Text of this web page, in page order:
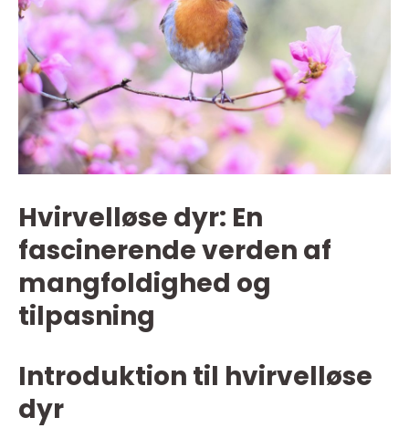
Hvirvelløse dyr: En
fascinerende verden af
mangfoldighed og
tilpasning
Introduktion til hvirvelløse
dyr